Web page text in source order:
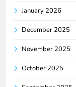
January 2026
December 2025
November 2025
October 2025